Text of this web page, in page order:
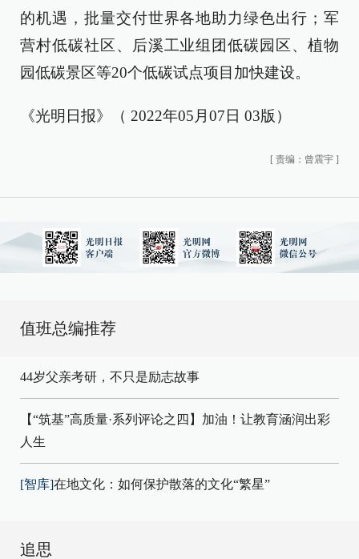
的机遇，批量交付世界各地助力绿色出行；军
营村低碳社区、后溪工业组团低碳园区、植物
园低碳景区等20个低碳试点项目加快建设。
《光明日报》（ 2022年05月07日 03版）
[ 责编：曾震宇 ]
值班总编推荐
44岁父亲考研，不只是励志故事
【“筑基”高质量·系列评论之四】加油！让教育涵润出彩
人生
[智库]在地文化：如何保护散落的文化“繁星”
追思